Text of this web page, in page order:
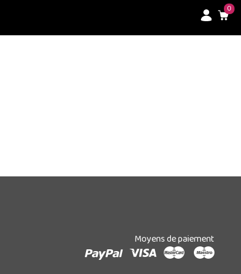
0
Moyens de paiement